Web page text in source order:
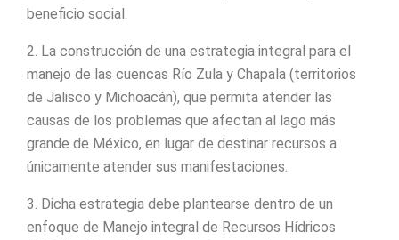
beneficio social.
2. La construcción de una estrategia integral para el
manejo de las cuencas Río Zula y Chapala (territorios
de Jalisco y Michoacán), que permita atender las
causas de los problemas que afectan al lago más
grande de México, en lugar de destinar recursos a
únicamente atender sus manifestaciones.
3. Dicha estrategia debe plantearse dentro de un
enfoque de Manejo integral de Recursos Hídricos